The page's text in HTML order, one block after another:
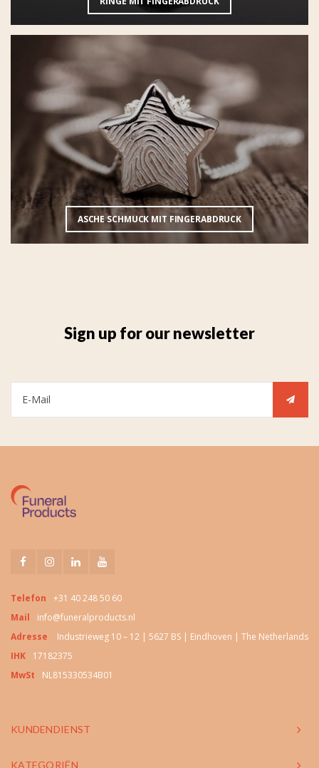
ASCHE SCHMUCK MIT FINGERABDRUCK
Sign up for our newsletter
Telefon
+31 40 248 50 60
Mail
info@funeralproducts.nl
Adresse
Industrieweg 10 – 12 | 5627 BS | Eindhoven | The Netherlands
IHK
17182375
MwSt
NL815330534B01
KUNDENDIENST
KATEGORIËN